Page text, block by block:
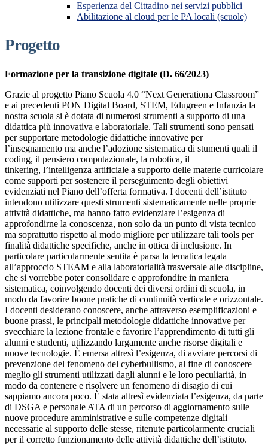
Esperienza del Cittadino nei servizi pubblici
Abilitazione al cloud per le PA locali (scuole)
Progetto
Formazione per la transizione digitale (D. 66/2023)
Grazie al progetto Piano Scuola 4.0 “Next Generationa Classroom”
e ai precedenti PON Digital Board, STEM, Edugreen e Infanzia la
nostra scuola si è dotata di numerosi strumenti a supporto di una
didattica più innovativa e laboratoriale. Tali strumenti sono pensati
per supportare metodologie didattiche innovative per
l’insegnamento ma anche l’adozione sistematica di stumenti quali il
coding, il pensiero computazionale, la robotica, il
tinkering, l’intelligenza artificiale a supporto delle materie curricolare
come supporti per sostenere il perseguimento degli obiettivi
evidenziati nel Piano dell’offerta formativa. I docenti dell’istituto
intendono utilizzare questi strumenti sistematicamente nelle proprie
attività didattiche, ma hanno fatto evidenziare l’esigenza di
approfondirne la conoscenza, non solo da un punto di vista tecnico
ma soprattutto rispetto al modo migliore per utilizzare tali tools per
finalità didattiche specifiche, anche in ottica di inclusione. In
particolare particolarmente sentita è parsa la tematica legata
all’approccio STEAM e alla laboratorialità trasversale alle discipline,
che si vorrebbe poter consolidare e approfondire in maniera
sistematica, coinvolgendo docenti dei diversi ordini di scuola, in
modo da favorire buone pratiche di continuità verticale e orizzontale.
I docenti desiderano conoscere, anche attraverso esemplificazioni e
buone prassi, le principali metodologie didattiche innovative per
svecchiare la lezione frontale e favorire l’apprendimento di tutti gli
alunni e studenti, utilizzando largamente anche risorse digitali e
nuove tecnologie. È emersa altresì l’esigenza, di avviare percorsi di
prevenzione del fenomeno del cyberbullismo, al fine di conoscere
meglio gli strumenti utilizzati dagli alunni e le loro peculiarità, in
modo da contenere e risolvere un fenomeno di disagio di cui
sappiamo ancora poco. È stata altresì evidenziata l’esigenza, da parte
di DSGA e personale ATA di un percorso di aggiornamento sulle
nuove procedure amministrative e sulle competenze digitali
necessarie al supporto delle stesse, ritenute particolarmente cruciali
per il corretto funzionamento delle attività didattiche dell’istituto.